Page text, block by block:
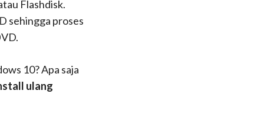
Flashdisk.
sehingga proses
10? Apa saja
ulang